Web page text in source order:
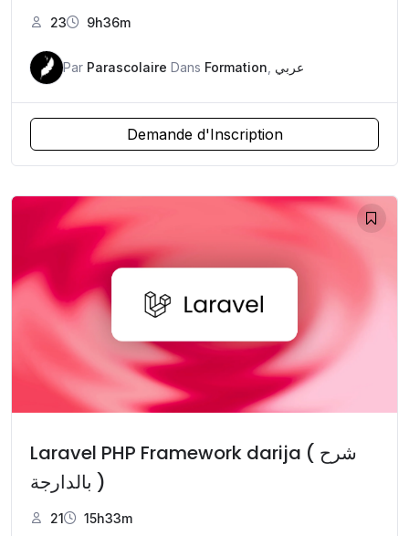
23 9h36m
Par Parascolaire Dans Formation عربي
Demande d'Inscription
Laravel PHP Framework darija ( شرح
بالدارجة )
21 15h33m